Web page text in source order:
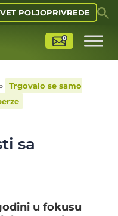
POLJOPRIVREDE
»
Trgovalo se samo
sa
u fokusu